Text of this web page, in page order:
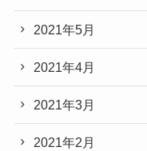
2021年5月
2021年4月
2021年3月
2021年2月